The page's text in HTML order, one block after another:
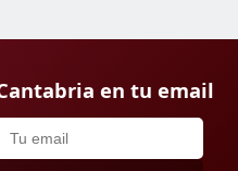
en tu email